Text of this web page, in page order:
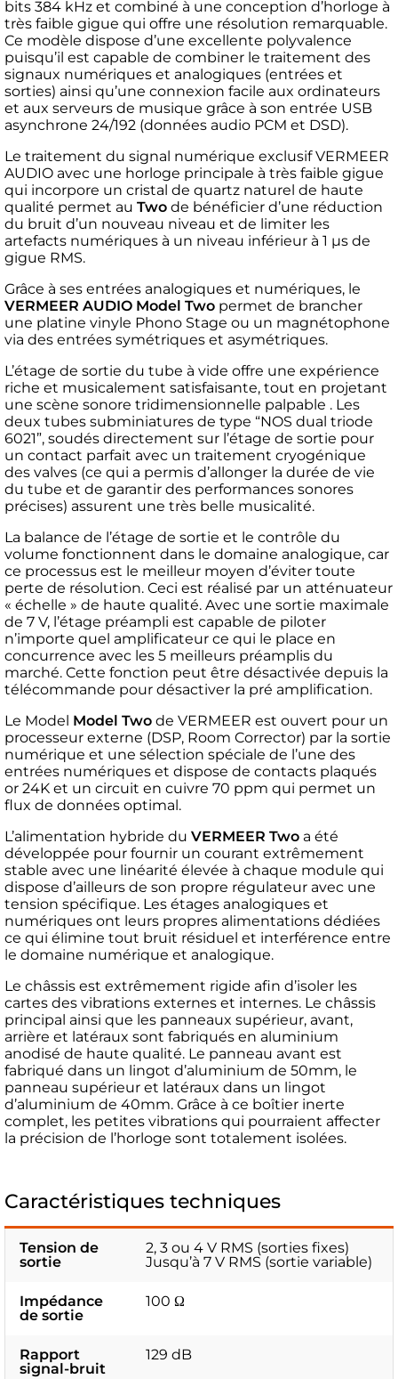
bits 384 kHz et combiné à une conception d’horloge à
très faible gigue qui offre une résolution remarquable.
Ce modèle dispose d’une excellente polyvalence
puisqu’il est capable de combiner le traitement des
signaux numériques et analogiques (entrées et
sorties) ainsi qu’une connexion facile aux ordinateurs
et aux serveurs de musique grâce à son entrée USB
asynchrone 24/192 (données audio PCM et DSD).
Le traitement du signal numérique exclusif VERMEER
AUDIO avec une horloge principale à très faible gigue
qui incorpore un cristal de quartz naturel de haute
qualité permet au Two de bénéficier d’une réduction
du bruit d’un nouveau niveau et de limiter les
artefacts numériques à un niveau inférieur à 1 µs de
gigue RMS.
Grâce à ses entrées analogiques et numériques, le
VERMEER AUDIO Model Two permet de brancher
une platine vinyle Phono Stage ou un magnétophone
via des entrées symétriques et asymétriques.
L’étage de sortie du tube à vide offre une expérience
riche et musicalement satisfaisante, tout en projetant
une scène sonore tridimensionnelle palpable . Les
deux tubes subminiatures de type “NOS dual triode
6021”, soudés directement sur l’étage de sortie pour
un contact parfait avec un traitement cryogénique
des valves (ce qui a permis d’allonger la durée de vie
du tube et de garantir des performances sonores
précises) assurent une très belle musicalité.
La balance de l’étage de sortie et le contrôle du
volume fonctionnent dans le domaine analogique, car
ce processus est le meilleur moyen d’éviter toute
perte de résolution. Ceci est réalisé par un atténuateur
« échelle » de haute qualité. Avec une sortie maximale
de 7 V, l’étage préampli est capable de piloter
n’importe quel amplificateur ce qui le place en
concurrence avec les 5 meilleurs préamplis du
marché. Cette fonction peut être désactivée depuis la
télécommande pour désactiver la pré amplification.
Le Model Model Two de VERMEER est ouvert pour un
processeur externe (DSP, Room Corrector) par la sortie
numérique et une sélection spéciale de l’une des
entrées numériques et dispose de contacts plaqués
or 24K et un circuit en cuivre 70 ppm qui permet un
flux de données optimal.
L’alimentation hybride du VERMEER Two a été
développée pour fournir un courant extrêmement
stable avec une linéarité élevée à chaque module qui
dispose d’ailleurs de son propre régulateur avec une
tension spécifique. Les étages analogiques et
numériques ont leurs propres alimentations dédiées
ce qui élimine tout bruit résiduel et interférence entre
le domaine numérique et analogique.
Le châssis est extrêmement rigide afin d’isoler les
cartes des vibrations externes et internes. Le châssis
principal ainsi que les panneaux supérieur, avant,
arrière et latéraux sont fabriqués en aluminium
anodisé de haute qualité. Le panneau avant est
fabriqué dans un lingot d’aluminium de 50mm, le
panneau supérieur et latéraux dans un lingot
d’aluminium de 40mm. Grâce à ce boîtier inerte
complet, les petites vibrations qui pourraient affecter
la précision de l’horloge sont totalement isolées.
Caractéristiques techniques
Tension de
sortie
2, 3 ou 4 V RMS (sorties fixes)
Jusqu’à 7 V RMS (sortie variable)
Impédance
de sortie
100 Ω
Rapport
signal-bruit
129 dB